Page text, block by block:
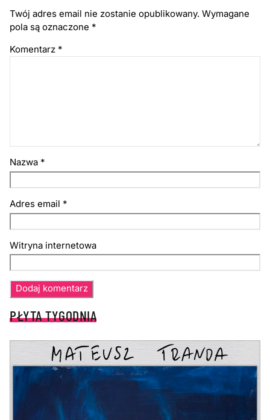
Twój adres email nie zostanie opublikowany. Wymagane
pola są oznaczone *
Komentarz *
Nazwa *
Adres email *
Witryna internetowa
PŁYTA TYGODNIA